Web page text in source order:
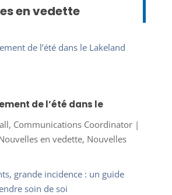
en vedette
de l’été dans le
Communications Coordinator|
en vedette, Nouvelles